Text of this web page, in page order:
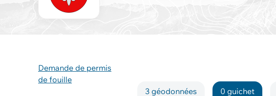
Demande de permis
de fouille
3 géodonnées 0 guichet